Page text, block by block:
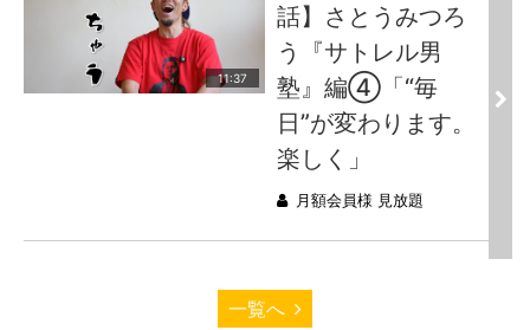
11:37
話】さとうみつろ
う『サトレル男
塾』編④「“毎
日”が変わります。
楽しく」
月額会員様 見放題
一覧へ